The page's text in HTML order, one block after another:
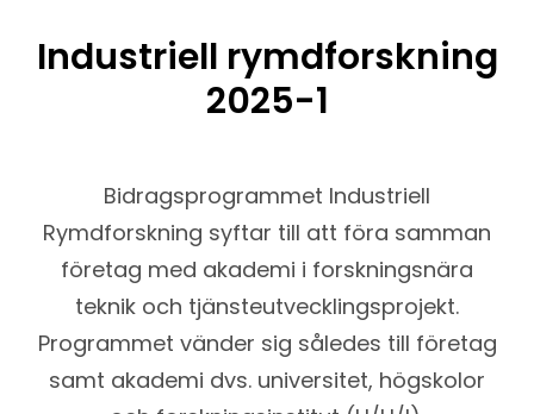
Industriell rymdforskning
2025-1
Bidragsprogrammet Industriell
Rymdforskning syftar till att föra samman
företag med akademi i forskningsnära
teknik och tjänsteutvecklingsprojekt.
Programmet vänder sig således till företag
samt akademi dvs. universitet, högskolor